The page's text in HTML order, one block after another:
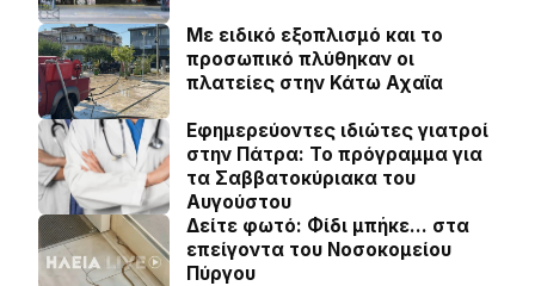
Με ειδικό εξοπλισμό και το
προσωπικό πλύθηκαν οι
πλατείες στην Κάτω Αχαϊα
Εφημερεύοντες ιδιώτες γιατροί
στην Πάτρα: Το πρόγραμμα για
τα Σαββατοκύριακα του
Αυγούστου
Δείτε φωτό: Φίδι μπήκε… στα
επείγοντα του Νοσοκομείου
Πύργου